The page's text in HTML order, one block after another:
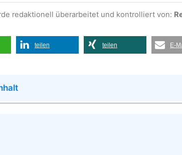
redaktionell überarbeitet und kontrolliert von:
teilen teilen E-